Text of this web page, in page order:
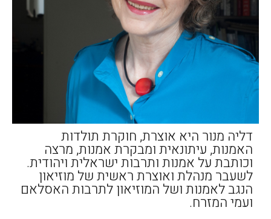
דליה מנור היא אוצרת, חוקרת תולדות
האמנות, עיתונאית ומבקרת אמנות, מרצה
וכותבת על אמנות ותרבות ישראלית ויהודית.
לשעבר מנהלת ואוצרת ראשית של מוזיאון
הנגב לאמנות ושל המוזיאון לתרבות האסלאם
ועמי המזרח.